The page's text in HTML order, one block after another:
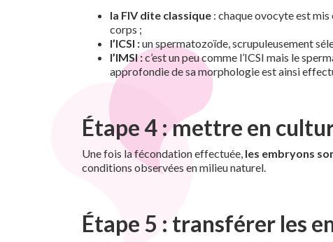
la FIV dite classique : chaque ovocyte est
corps ;
l’ICSI :un spermatozoïde, scrupuleusement
l’IMSI :c’est un peu comme l’ICSI mais le
approfondie de sa morphologie est ainsi
Étape 4 : mettre en
Une fois la fécondation effectuée, les embryons
conditions observées en milieu naturel.
Étape 5 : transférer les